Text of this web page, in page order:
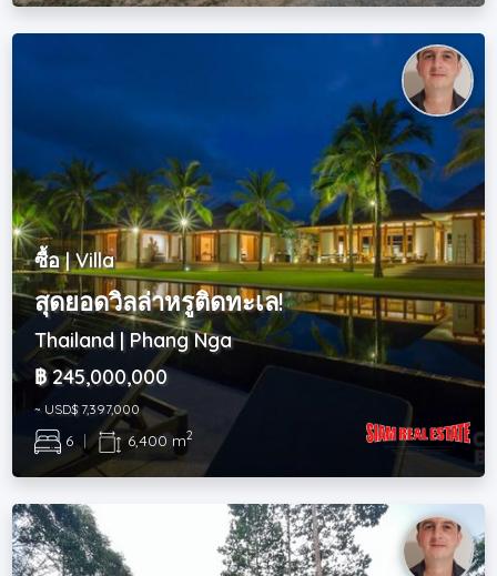
ซื้อ | Villa
สุดยอดวิลล่าหรูติดทะเล!
Thailand | Phang Nga
฿ 245,000,000
~ USD$ 7,397,000
6 | 6,400 m2